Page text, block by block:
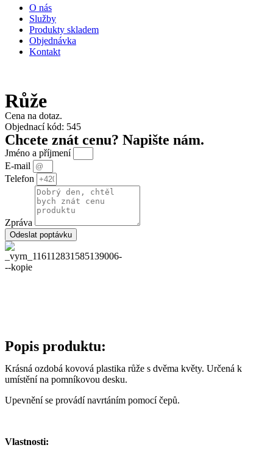
O nás
Služby
Produkty skladem
Objednávka
Kontakt
Růže
Cena na dotaz.
Objednací kód: 545
Chcete znát cenu? Napište nám.
Jméno a příjmení
E-mail
Telefon
Zpráva
Odeslat poptávku
Popis produktu:
Krásná ozdobá kovová plastika růže s dvěma květy. Určená k
umístění na pomníkovou desku.
Upevnění se provádí navrtáním pomocí čepů.
Vlastnosti: